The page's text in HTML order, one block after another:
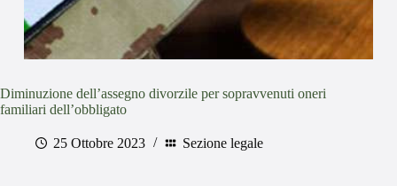
Diminuzione dell’assegno divorzile per sopravvenuti oneri
familiari dell’obbligato
25 Ottobre 2023 Sezione legale